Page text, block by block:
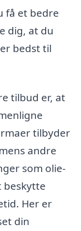
få et bedre
dig, at du
bedst til
tilbud er, at
tilbyder
andre
som olie-
beskytte
Her er
din